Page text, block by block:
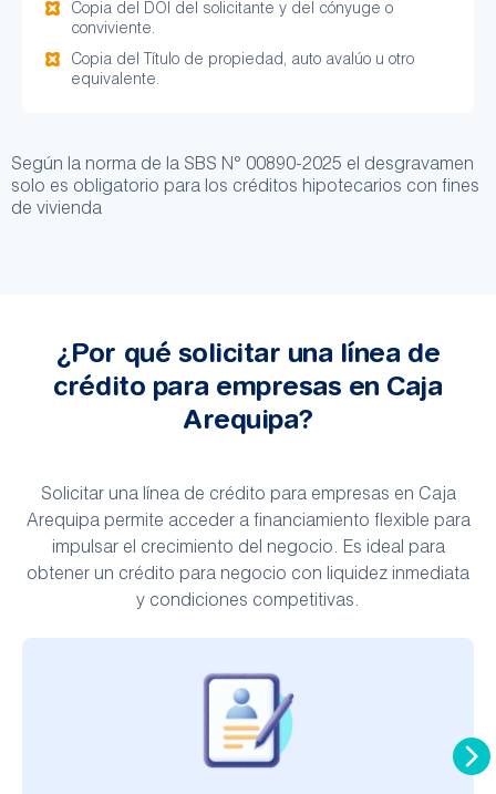
Copia del DOI del solicitante y del cónyuge o
conviviente.
Copia del Título de propiedad, auto avalúo u otro
equivalente.
Según la norma de la SBS N° 00890-2025 el desgravamen
solo es obligatorio para los créditos hipotecarios con fines
de vivienda
¿Por qué solicitar una línea de
crédito para empresas en Caja
Arequipa?
Solicitar una línea de crédito para empresas en Caja
Arequipa permite acceder a financiamiento flexible para
impulsar el crecimiento del negocio. Es ideal para
obtener un crédito para negocio con liquidez inmediata
y condiciones competitivas.